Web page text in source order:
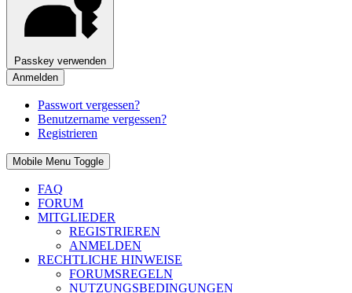
Passkey verwenden
Anmelden
Passwort vergessen?
Benutzername vergessen?
Registrieren
Mobile Menu Toggle
FAQ
FORUM
MITGLIEDER
REGISTRIEREN
ANMELDEN
RECHTLICHE HINWEISE
FORUMSREGELN
NUTZUNGSBEDINGUNGEN